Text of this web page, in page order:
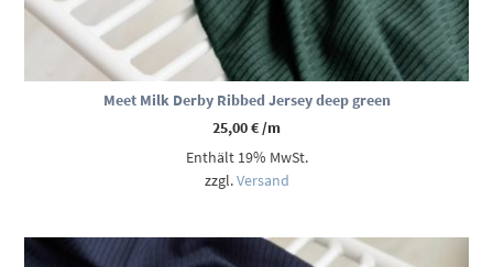
Meet Milk Derby Ribbed Jersey deep green
25,00€/m
Enthält 19% MwSt.
zzgl.Versand